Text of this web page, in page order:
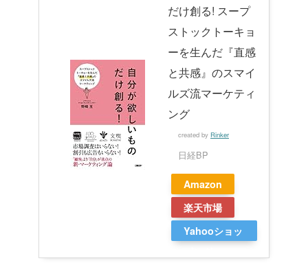
だけ創る! スープ
ストックトーキョ
ーを生んだ『直感
と共感』のスマイ
ルズ流マーケティ
ング
created by Rinker
日経BP
Amazon
楽天市場
Yahooショッ